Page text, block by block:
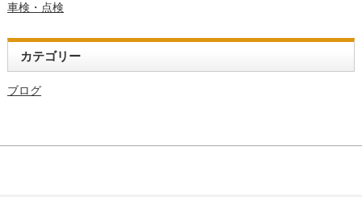
車検・点検
カテゴリー
ブログ